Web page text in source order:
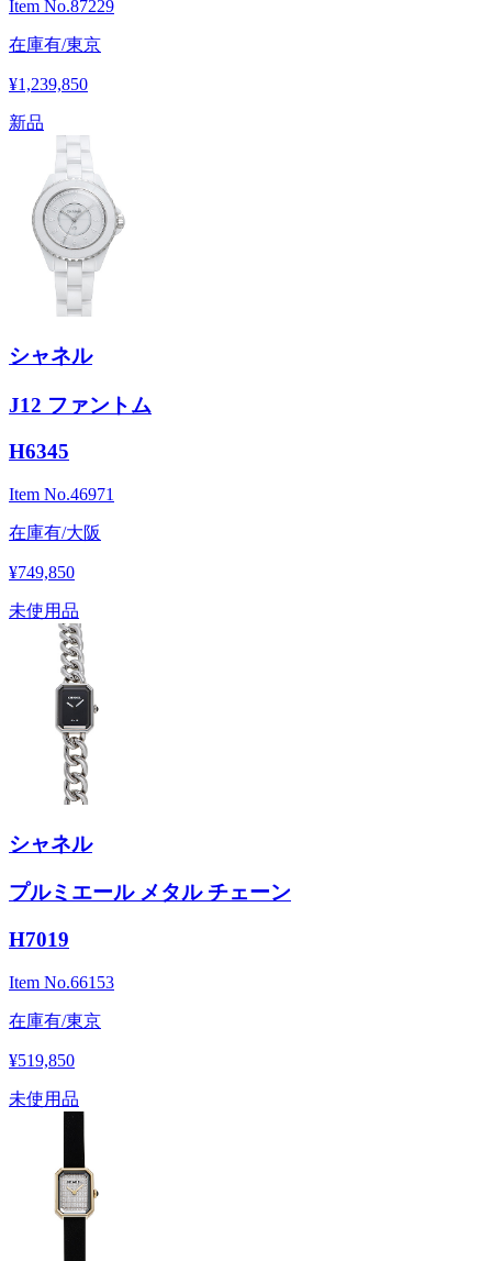
Item No.87229
在庫有/東京
¥1,239,850
新品
シャネル
J12 ファントム
H6345
Item No.46971
在庫有/大阪
¥749,850
未使用品
シャネル
プルミエール メタル チェーン
H7019
Item No.66153
在庫有/東京
¥519,850
未使用品